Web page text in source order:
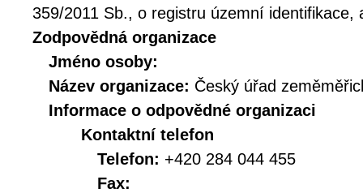
359/2011 Sb., o registru územní identifikace,
Zodpovědná organizace
Jméno osoby:
Název organizace: Český úřad
Informace o odpovědné organizaci
Kontaktní telefon
Telefon: +420 284 044 455
Fax: